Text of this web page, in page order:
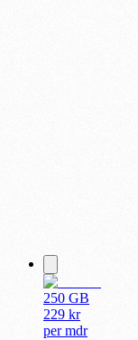
250 GB
229 kr
permdr